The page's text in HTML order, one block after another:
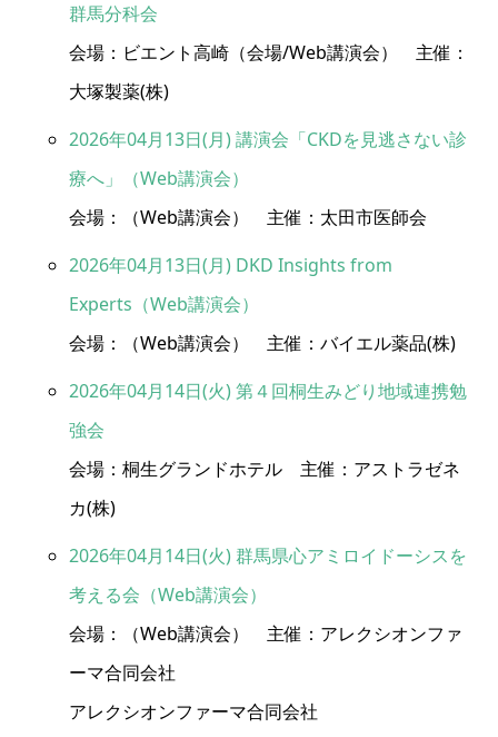
群馬分科会
会場：ビエント高崎（会場/Web講演会） 主催：
大塚製薬(株)
2026年04月13日(月) 講演会「CKDを見逃さない診
療へ」（Web講演会）
会場：（Web講演会） 主催：太田市医師会
2026年04月13日(月) DKD Insights from
Experts（Web講演会）
会場：（Web講演会） 主催：バイエル薬品(株)
2026年04月14日(火) 第４回桐生みどり地域連携勉
強会
会場：桐生グランドホテル 主催：アストラゼネ
カ(株)
2026年04月14日(火) 群馬県心アミロイドーシスを
考える会（Web講演会）
会場：（Web講演会） 主催：アレクシオンファ
ーマ合同会社
アレクシオンファーマ合同会社